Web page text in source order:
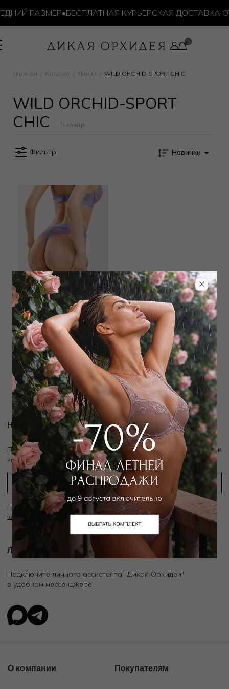
РАЗМЕР•БЕСПЛАТНАЯ КУРЬЕРСКАЯ ДОСТАВКА ОТ
Главная Каталог Линии WILD ORCHID-SPORT CHIC
WILD ORCHID-SPORT
CHIC
1 товар
Фильтр Новинки
WILD ORCHID
Трусы стринг
2 700 ₽ 7 500
Новости и акции
Подпишитесь на рассылку и получите скидку 10%
на первый
заказ
Подписываясь на рассылку вы соглашаетесь с условиямиПолитики
конфиденциальности
Личный ассистент.
Подключите личного ассистента "Дикой Орхидеи"
в удобном мессенджере
О компании Покупателям